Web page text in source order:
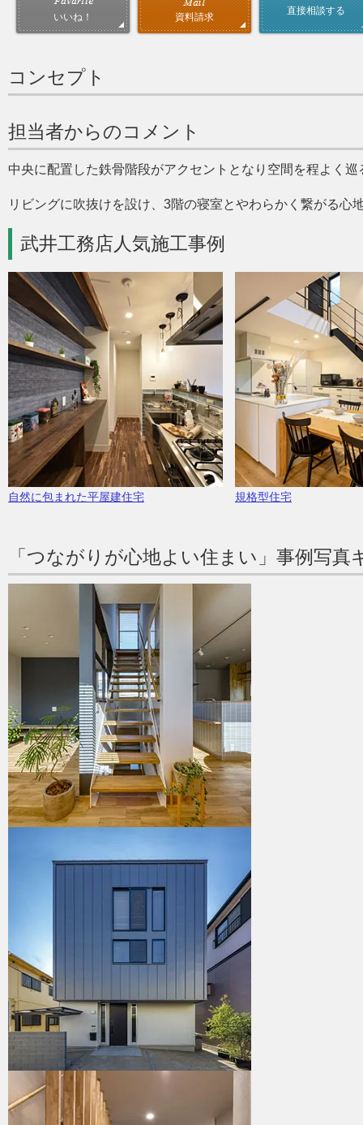
いいね！ 資料請求
直接相談する
コンセプト
担当者からのコメント
中央に配置した鉄骨階段がアクセントとなり空間を程よく巡
リビングに吹抜けを設け、3階の寝室とやわらかく繋がる心
武井工務店人気施工事例
自然に包まれた平屋建住宅 規格型住宅
「つながりが心地よい住まい」事例写真